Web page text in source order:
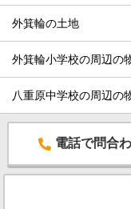
外箕輪の土地
外箕輪小学校の周辺の
八重原中学校の周辺の
電話で問合